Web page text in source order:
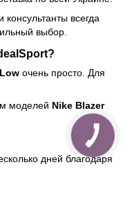
консультанты всегда
выбор.
?
очень просто. Для
моделей Nike Blazer
дней благодаря